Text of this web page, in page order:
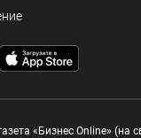
«Бизнес Online» (на